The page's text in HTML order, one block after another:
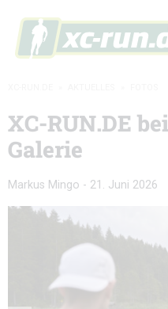
XC-RUN.DE
Galerie
Markus Mingo - 21. Juni 2026